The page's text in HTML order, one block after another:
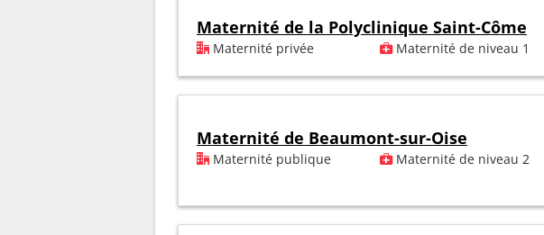
Maternité de la Polyclinique Saint-Côme
Maternité privée Maternité de niveau 1
Maternité de Beaumont-sur-Oise
Maternité publique Maternité de niveau 2